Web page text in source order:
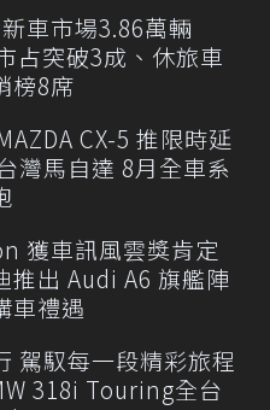
車市場3.86萬輛
占突破3成、休旅車
榜8席
CX-5 推限時延
灣馬自達 8月全車系
獲車訊風雲獎肯定
推出 Audi A6 旗艦陣
車禮遇
駕馭每一段精彩旅程
318i Touring全台